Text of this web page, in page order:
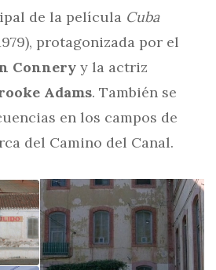
de la película Cuba
protagonizada por el
Connery y la actriz
Adams. También se
en los campos de
del Camino del Canal.